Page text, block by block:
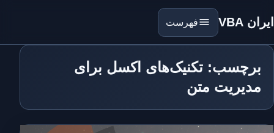
ایران VBA فهرست
برچسب: تکنیک‌های اکسل برای
مدیریت متن